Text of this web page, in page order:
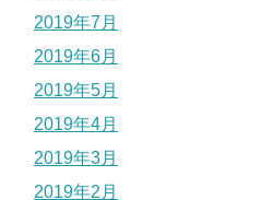
2019年7月
2019年6月
2019年5月
2019年4月
2019年3月
2019年2月